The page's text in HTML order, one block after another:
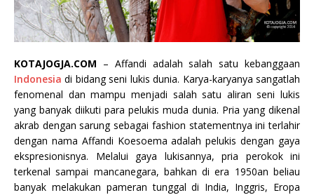
KOTAJOGJA.COM – Affandi adalah salah satu kebanggaan
Indonesia di bidang seni lukis dunia. Karya-karyanya sangatlah
fenomenal dan mampu menjadi salah satu aliran seni lukis
yang banyak diikuti para pelukis muda dunia. Pria yang dikenal
akrab dengan sarung sebagai fashion statementnya ini terlahir
dengan nama Affandi Koesoema adalah pelukis dengan gaya
ekspresionisnya. Melalui gaya lukisannya, pria perokok ini
terkenal sampai mancanegara, bahkan di era 1950an beliau
banyak melakukan pameran tunggal di India, Inggris, Eropa